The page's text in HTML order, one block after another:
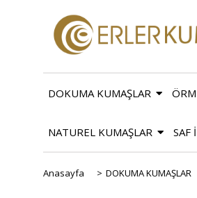
DOKUMA KUMAŞLAR
NATUREL KUMAŞLAR SAF
Anasayfa > DOKUMA KUMAŞLAR